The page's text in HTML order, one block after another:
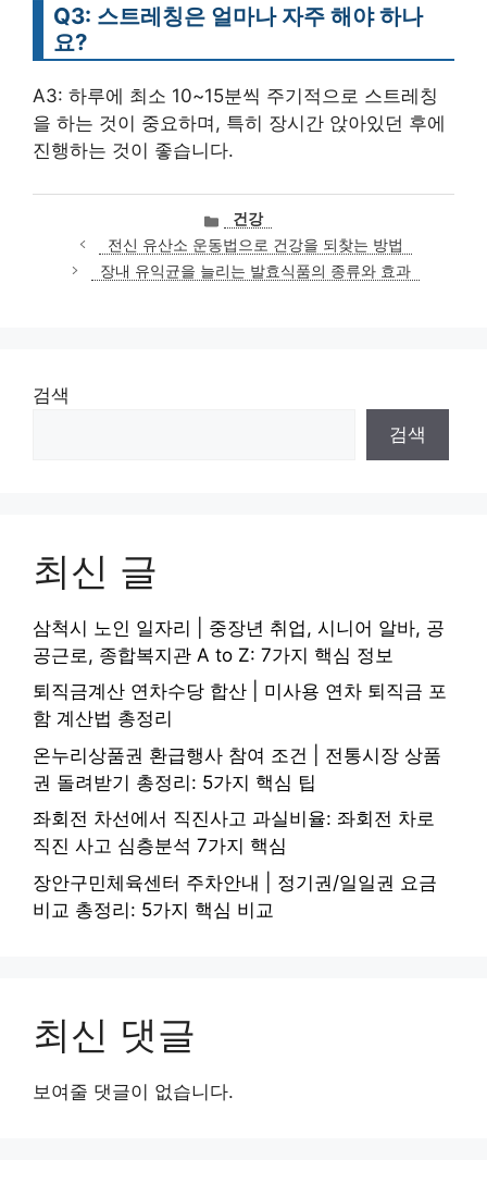
Q3: 스트레칭은 얼마나 자주 해야 하나
요?
A3: 하루에 최소 10~15분씩 주기적으로 스트레칭
을 하는 것이 중요하며, 특히 장시간 앉아있던 후에
진행하는 것이 좋습니다.
카
테
고
리
건강
전신 유산소 운동법으로 건강을 되찾는 방법
장내 유익균을 늘리는 발효식품의 종류와 효과
검색
검색
최신 글
삼척시 노인 일자리 | 중장년 취업, 시니어 알바, 공
공근로, 종합복지관 A to Z: 7가지 핵심 정보
퇴직금계산 연차수당 합산 | 미사용 연차 퇴직금 포
함 계산법 총정리
온누리상품권 환급행사 참여 조건 | 전통시장 상품
권 돌려받기 총정리: 5가지 핵심 팁
좌회전 차선에서 직진사고 과실비율: 좌회전 차로
직진 사고 심층분석 7가지 핵심
장안구민체육센터 주차안내 | 정기권/일일권 요금
비교 총정리: 5가지 핵심 비교
최신 댓글
보여줄 댓글이 없습니다.